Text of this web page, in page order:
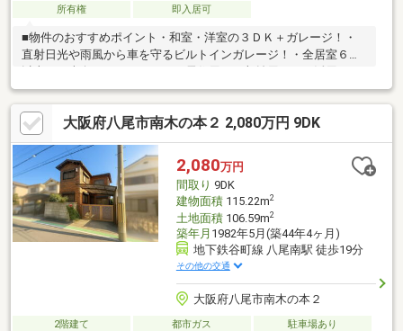
所有権
即入居可
■物件のおすすめポイント・和室・洋室の３ＤＫ＋ガレージ！・
直射日光や雨風から車を守るビルトインガレージ！・全居室６帖
能！・過ごしやすい閑静な住宅地の環境・室内お好みにリフォー
ム可能！■周辺施設案内・業務スーパー平野店：約650ｍ（徒歩9
分）・ローソン長吉川辺1丁目店：約650ｍ（徒歩9分）・平野川
辺郵便局：約850ｍ（徒歩12分）・ウエルシア平野長吉長原店：
約900ｍ（徒歩13分） 等
大阪府八尾市南木の本２ 2,080万円 9DK
2,080万円
間取り 9DK
建物面積115.22m2
土地面積106.59m2
築年月 1982年5月(築44年4ヶ月)
地下鉄谷町線 八尾南駅 徒歩19分
その他の交通
大阪府八尾市南木の本２
2階建て 都市ガス
駐車場あり